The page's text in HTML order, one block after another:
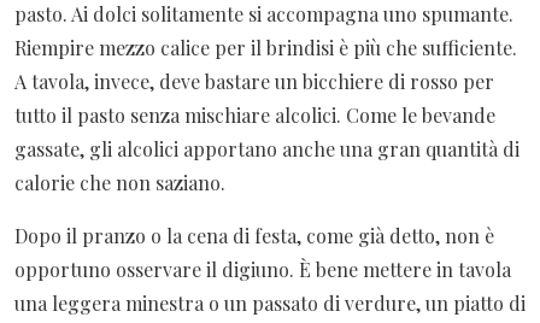
pasto. Ai dolci solitamente si accompagna uno spumante.
Riempire mezzo calice per il brindisi è più che sufficiente.
A tavola, invece, deve bastare un bicchiere di rosso per
tutto il pasto senza mischiare alcolici. Come le bevande
gassate, gli alcolici apportano anche una gran quantità di
calorie che non saziano.
Dopo il pranzo o la cena di festa, come già detto, non è
opportuno osservare il digiuno. È bene mettere in tavola
una leggera minestra o un passato di verdure, un piatto di